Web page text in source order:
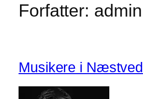
Forfatter: admin
Musikere i Næstved